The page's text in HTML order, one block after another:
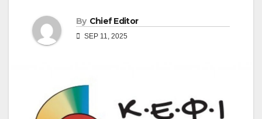
By Chief Editor
SEP 11, 2025